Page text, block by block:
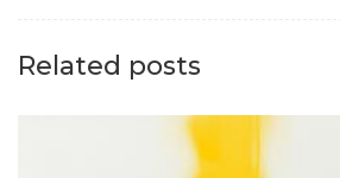
Related posts